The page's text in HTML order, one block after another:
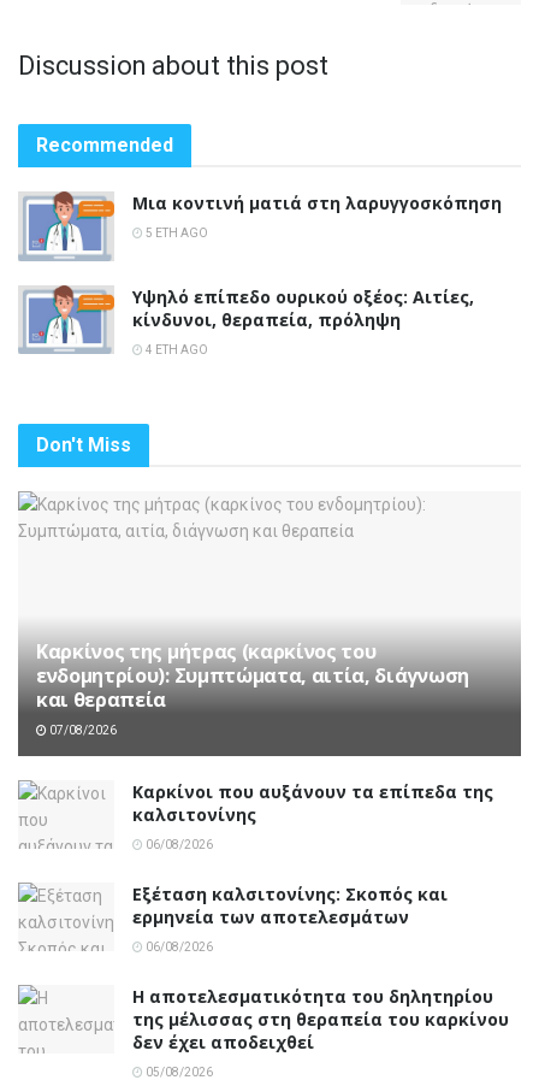
Discussion about this post
Recommended
Μια κοντινή ματιά στη λαρυγγοσκόπηση
5 ΈΤΗ AGO
Υψηλό επίπεδο ουρικού οξέος: Αιτίες,
κίνδυνοι, θεραπεία, πρόληψη
4 ΈΤΗ AGO
Don't Miss
Καρκίνος της μήτρας (καρκίνος του
ενδομητρίου): Συμπτώματα, αιτία, διάγνωση
και θεραπεία
07/08/2026
Καρκίνοι που αυξάνουν τα επίπεδα της
καλσιτονίνης
06/08/2026
Εξέταση καλσιτονίνης: Σκοπός και
ερμηνεία των αποτελεσμάτων
06/08/2026
Η αποτελεσματικότητα του δηλητηρίου
της μέλισσας στη θεραπεία του καρκίνου
δεν έχει αποδειχθεί
05/08/2026